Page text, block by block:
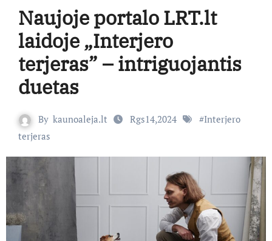
Naujoje portalo LRT.lt
laidoje „Interjero
terjeras” – intriguojantis
duetas
By kaunoaleja.lt Rgs14,2024 #Interjero
terjeras